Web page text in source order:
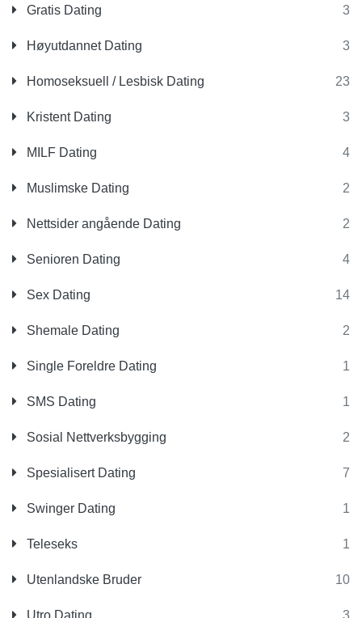
Gratis Dating 3
Høyutdannet Dating 3
Homoseksuell / Lesbisk Dating 23
Kristent Dating 3
MILF Dating 4
Muslimske Dating 2
Nettsider angående Dating 2
Senioren Dating 4
Sex Dating 14
Shemale Dating 2
Single Foreldre Dating 1
SMS Dating 1
Sosial Nettverksbygging 2
Spesialisert Dating 7
Swinger Dating 1
Teleseks 1
Utenlandske Bruder 10
Utro Dating 3